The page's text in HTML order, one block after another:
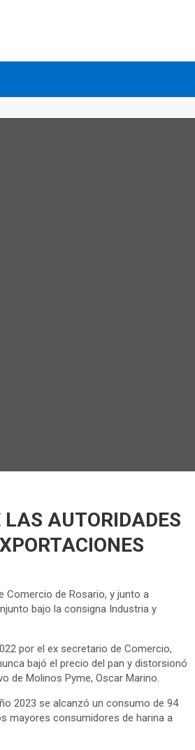
AUTORIDADES
Comercio de Rosario, y junto a
bajo la consigna Industria y
por el ex secretario de Comercio,
bajó el precio del pan y distorsionó
de Molinos Pyme, Oscar Marino.
2023 se alcanzó un consumo de 94
mayores consumidores de harina a